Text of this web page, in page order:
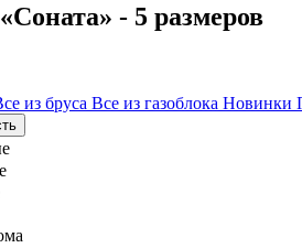
- 5 размеров
из бруса Все из газоблока Новинки